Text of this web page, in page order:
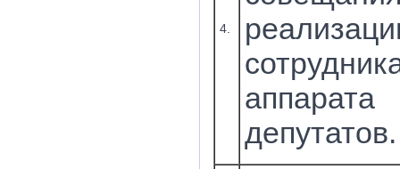
4.
депутатов.